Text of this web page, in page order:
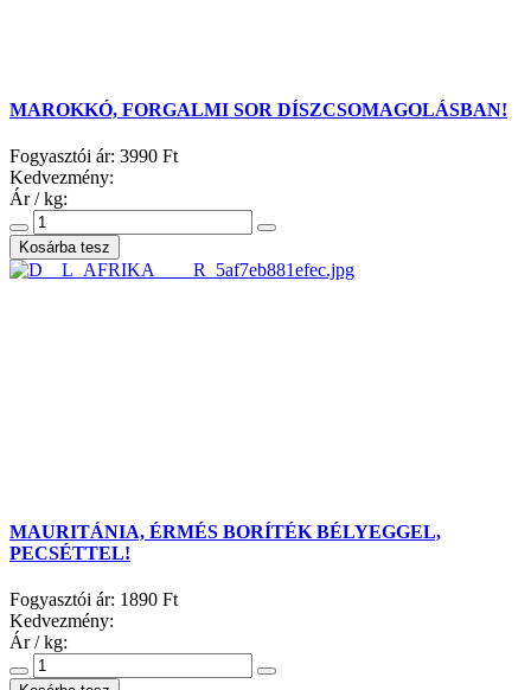
MAROKKÓ, FORGALMI SOR DÍSZCSOMAGOLÁSBAN!
Fogyasztói ár: 3990 Ft
Kedvezmény:
Ár / kg:
MAURITÁNIA, ÉRMÉS BORÍTÉK BÉLYEGGEL,
PECSÉTTEL!
Fogyasztói ár: 1890 Ft
Kedvezmény:
Ár / kg: